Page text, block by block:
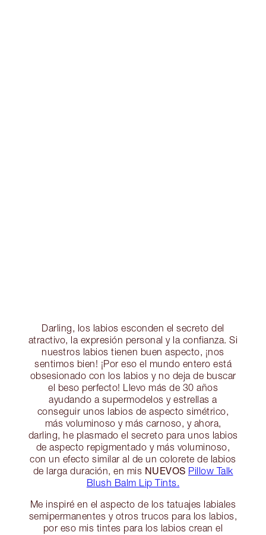
Darling, los labios esconden el secreto del
atractivo, la expresión personal y la confianza. Si
nuestros labios tienen buen aspecto, ¡nos
sentimos bien! ¡Por eso el mundo entero está
obsesionado con los labios y no deja de buscar
el beso perfecto! Llevo más de 30 años
ayudando a supermodelos y estrellas a
conseguir unos labios de aspecto simétrico,
más voluminoso y más carnoso, y ahora,
darling, he plasmado el secreto para unos labios
de aspecto repigmentado y más voluminoso,
con un efecto similar al de un colorete de labios
de larga duración, en mis NUEVOS Pillow Talk
Blush Balm Lip Tints.
Me inspiré en el aspecto de los tatuajes labiales
semipermanentes y otros trucos para los labios,
por eso mis tintes para los labios crean el